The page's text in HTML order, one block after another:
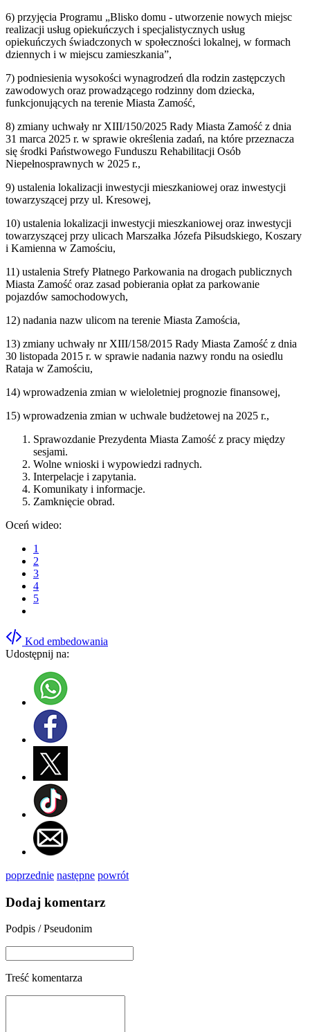
6) przyjęcia Programu „Blisko domu - utworzenie nowych miejsc
realizacji usług opiekuńczych i specjalistycznych usług
opiekuńczych świadczonych w społeczności lokalnej, w formach
dziennych i w miejscu zamieszkania”,
7) podniesienia wysokości wynagrodzeń dla rodzin zastępczych
zawodowych oraz prowadzącego rodzinny dom dziecka,
funkcjonujących na terenie Miasta Zamość,
8) zmiany uchwały nr XIII/150/2025 Rady Miasta Zamość z dnia
31 marca 2025 r. w sprawie określenia zadań, na które przeznacza
się środki Państwowego Funduszu Rehabilitacji Osób
Niepełnosprawnych w 2025 r.,
9) ustalenia lokalizacji inwestycji mieszkaniowej oraz inwestycji
towarzyszącej przy ul. Kresowej,
10) ustalenia lokalizacji inwestycji mieszkaniowej oraz inwestycji
towarzyszącej przy ulicach Marszałka Józefa Piłsudskiego, Koszary
i Kamienna w Zamościu,
11) ustalenia Strefy Płatnego Parkowania na drogach publicznych
Miasta Zamość oraz zasad pobierania opłat za parkowanie
pojazdów samochodowych,
12) nadania nazw ulicom na terenie Miasta Zamościa,
13) zmiany uchwały nr XIII/158/2015 Rady Miasta Zamość z dnia
30 listopada 2015 r. w sprawie nadania nazwy rondu na osiedlu
Rataja w Zamościu,
14) wprowadzenia zmian w wieloletniej prognozie finansowej,
15) wprowadzenia zmian w uchwale budżetowej na 2025 r.,
Sprawozdanie Prezydenta Miasta Zamość z pracy między
sesjami.
Wolne wnioski i wypowiedzi radnych.
Interpelacje i zapytania.
Komunikaty i informacje.
Zamknięcie obrad.
Oceń wideo:
1
2
3
4
5
Kod embedowania
Udostępnij na:
poprzednie następne powrót
Dodaj komentarz
Podpis / Pseudonim
Treść komentarza